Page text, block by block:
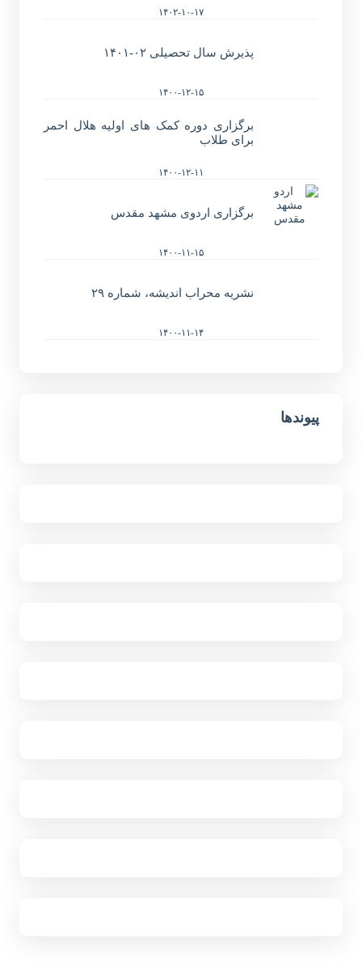
۱۴۰۲-۱۰-۱۷
پذیرش سال تحصیلی ۰۲-۱۴۰۱
۱۴۰۰-۱۲-۱۵
برگزاری دوره کمک های اولیه هلال احمر
برای طلاب
۱۴۰۰-۱۲-۱۱
برگزاری اردوی مشهد مقدس
۱۴۰۰-۱۱-۱۵
نشریه محراب اندیشه، شماره ۲۹
۱۴۰۰-۱۱-۱۴
پیوندها